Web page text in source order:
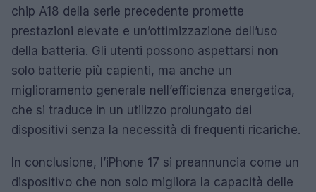
chip A18 della serie precedente promette
prestazioni elevate e un’ottimizzazione dell’uso
della batteria. Gli utenti possono aspettarsi non
solo batterie più capienti, ma anche un
miglioramento generale nell’efficienza energetica,
che si traduce in un utilizzo prolungato dei
dispositivi senza la necessità di frequenti ricariche.
In conclusione, l’iPhone 17 si preannuncia come un
dispositivo che non solo migliora la capacità delle